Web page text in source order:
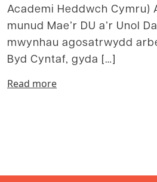
Academi Heddwch Cymru)
munud Mae’r DU a’r Unol
mwynhau agosatrwydd
Byd Cyntaf, gyda […]
Read more